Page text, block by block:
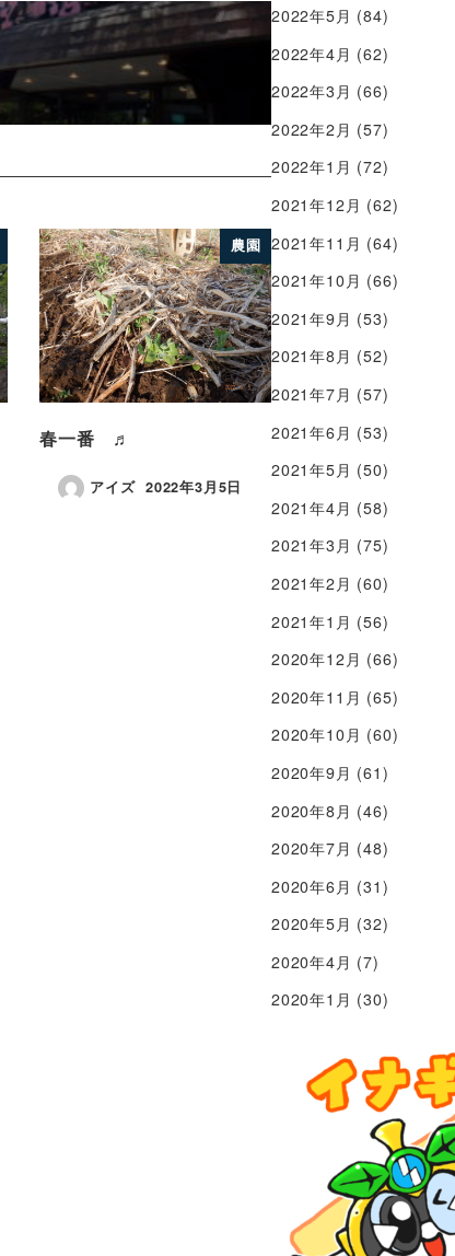
農園
春一番 ♬
アイズ 2022年3月5日
2022年5月 (84)
2022年4月 (62)
2022年3月 (66)
2022年2月 (57)
2022年1月 (72)
2021年12月 (62)
2021年11月 (64)
2021年10月 (66)
2021年9月 (53)
2021年8月 (52)
2021年7月 (57)
2021年6月 (53)
2021年5月 (50)
2021年4月 (58)
2021年3月 (75)
2021年2月 (60)
2021年1月 (56)
2020年12月 (66)
2020年11月 (65)
2020年10月 (60)
2020年9月 (61)
2020年8月 (46)
2020年7月 (48)
2020年6月 (31)
2020年5月 (32)
2020年4月 (7)
2020年1月 (30)